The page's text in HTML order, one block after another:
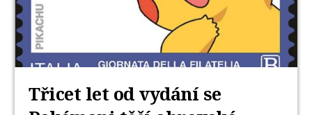
Třicet let od vydání se